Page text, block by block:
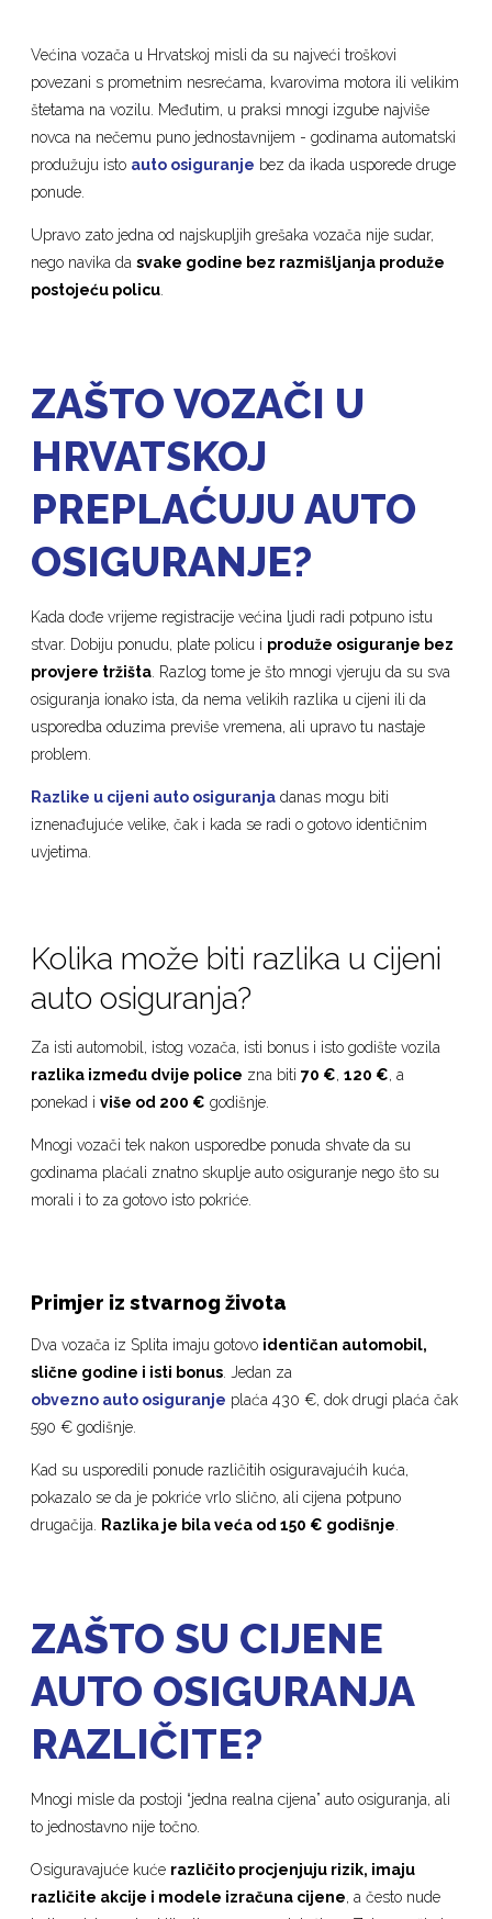
Većina vozača u Hrvatskoj misli da su najveći troškovi
povezani s prometnim nesrećama, kvarovima motora ili velikim
štetama na vozilu. Međutim, u praksi mnogi izgube najviše
novca na nečemu puno jednostavnijem - godinama automatski
produžuju isto auto osiguranje bez da ikada usporede druge
ponude.
Upravo zato jedna od najskupljih grešaka vozača nije sudar,
nego navika dasvake godine bez razmišljanja produže
postojeću policu
ZAŠTO VOZAČI U
HRVATSKOJ
PREPLAĆUJU AUTO
OSIGURANJE?
Kada dođe vrijeme registracije većina ljudi radi potpuno istu
stvar. Dobiju ponudu, plate policu i produže osiguranje bez
provjere tržišta . Razlog tome je što mnogi vjeruju da su sva
osiguranja ionako ista, da nema velikih razlika u cijeni ili da
usporedba oduzima previše vremena, ali upravo tu nastaje
problem.
Razlike u cijeni auto osiguranja danas mogu biti
iznenađujuće velike, čak i kada se radi o gotovo identičnim
uvjetima.
Kolika može biti razlika u cijeni
auto osiguranja?
Za isti automobil, istog vozača, isti bonus i isto godište vozila
razlika između dvije police zna biti70 €,120 €, a
ponekad iviše od 200 € godišnje.
Mnogi vozači tek nakon usporedbe ponuda shvate da su
godinama plaćali znatno skuplje auto osiguranje nego što su
morali i to za gotovo isto pokriće.
Primjer iz stvarnog života
Dva vozača iz Splita imaju gotovo identičan automobil,
slične godine i isti bonus . Jedan za
obvezno auto osiguranje plaća 430 €, dok drugi plaća čak
590 € godišnje.
Kad su usporedili ponude različitih osiguravajućih kuća,
pokazalo se da je pokriće vrlo slično, ali cijena potpuno
drugačija.
Razlika je bila veća od 150 € godišnje
ZAŠTO SU CIJENE
AUTO OSIGURANJA
RAZLIČITE?
Mnogi misle da postoji “jedna realna cijena” auto osiguranja, ali
to jednostavno nije točno.
Osiguravajuće kuće različito procjenjuju rizik, imaju
različite akcije i modele izračuna cijene, a često nude